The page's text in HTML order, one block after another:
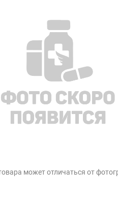
может отличаться от